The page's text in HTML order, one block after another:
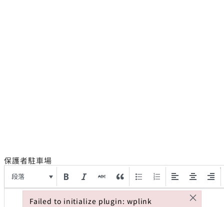
保護者駐車場
段落
Failed to initialize plugin: wplink ×